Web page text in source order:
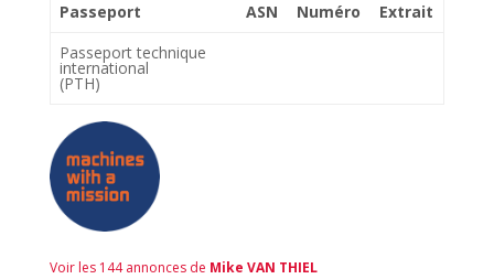
Passeport ASN Numéro
Extrait
Passeport technique
international
(PTH)
Voir les 144 annonces de Mike VAN THIEL